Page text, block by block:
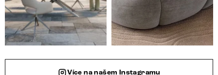
Více na našem Instagramu